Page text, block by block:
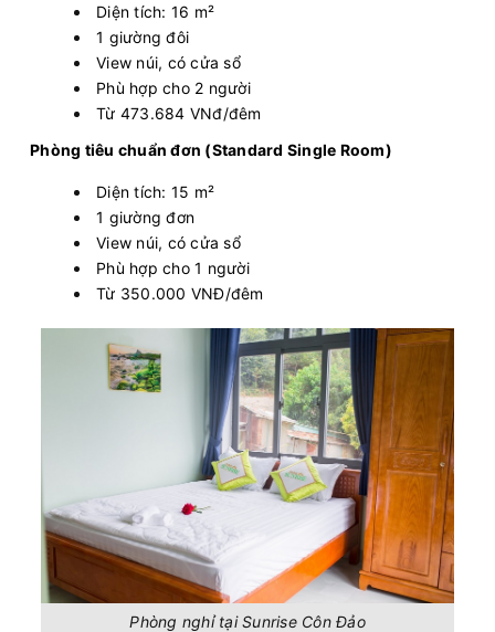
Diện tích: 16 m²
1 giường đôi
View núi, có cửa sổ
Phù hợp cho 2 người
Từ 473.684 VNđ/đêm
Phòng tiêu chuẩn đơn (Standard Single Room)
Diện tích: 15 m²
1 giường đơn
View núi, có cửa sổ
Phù hợp cho 1 người
Từ 350.000 VNĐ/đêm
Phòng nghỉ tại Sunrise Côn Đảo